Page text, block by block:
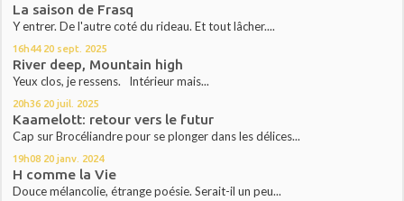
La saison de Frasq
Y entrer. De l'autre coté du rideau. Et tout lâcher....
16h44 20 sept. 2025
River deep, Mountain high
Yeux clos, je ressens. Intérieur mais...
20h36 20 juil. 2025
Kaamelott: retour vers le futur
Cap sur Brocéliandre pour se plonger dans les délices...
19h08 20 janv. 2024
H comme la Vie
Douce mélancolie, étrange poésie. Serait-il un peu...